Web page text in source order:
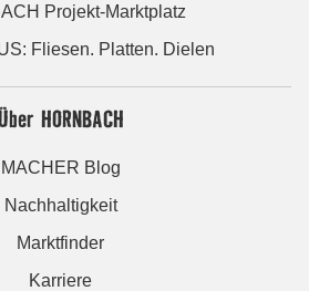
Projekt-Marktplatz
Fliesen. Platten. Dielen
HORNBACH
MACHER Blog
Nachhaltigkeit
Marktfinder
Karriere